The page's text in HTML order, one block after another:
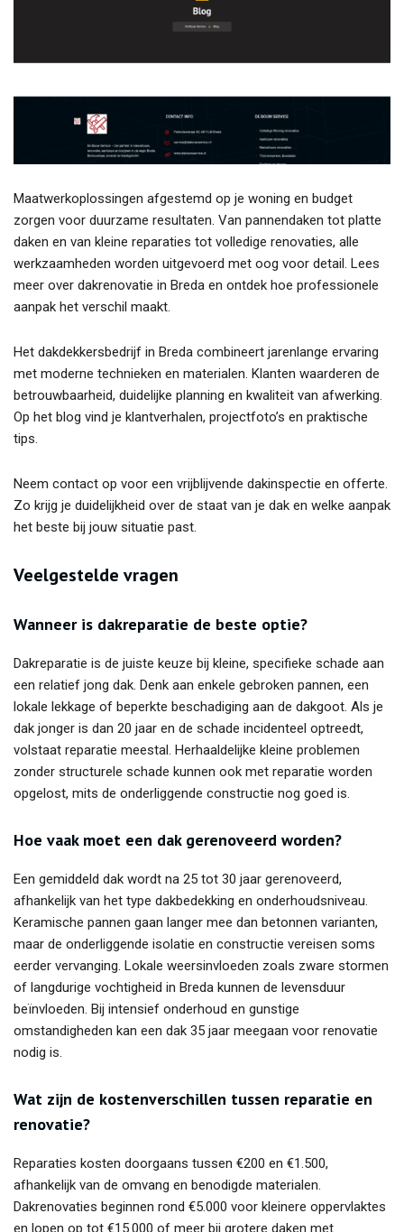
Maatwerkoplossingen afgestemd op je woning en budget
zorgen voor duurzame resultaten. Van pannendaken tot platte
daken en van kleine reparaties tot volledige renovaties, alle
werkzaamheden worden uitgevoerd met oog voor detail. Lees
meer over dakrenovatie in Breda en ontdek hoe professionele
aanpak het verschil maakt.
Het dakdekkersbedrijf in Breda combineert jarenlange ervaring
met moderne technieken en materialen. Klanten waarderen de
betrouwbaarheid, duidelijke planning en kwaliteit van afwerking.
Op het blog vind je klantverhalen, projectfoto’s en praktische
tips.
Neem contact op voor een vrijblijvende dakinspectie en offerte.
Zo krijg je duidelijkheid over de staat van je dak en welke aanpak
het beste bij jouw situatie past.
Veelgestelde vragen
Wanneer is dakreparatie de beste optie?
Dakreparatie is de juiste keuze bij kleine, specifieke schade aan
een relatief jong dak. Denk aan enkele gebroken pannen, een
lokale lekkage of beperkte beschadiging aan de dakgoot. Als je
dak jonger is dan 20 jaar en de schade incidenteel optreedt,
volstaat reparatie meestal. Herhaaldelijke kleine problemen
zonder structurele schade kunnen ook met reparatie worden
opgelost, mits de onderliggende constructie nog goed is.
Hoe vaak moet een dak gerenoveerd worden?
Een gemiddeld dak wordt na 25 tot 30 jaar gerenoveerd,
afhankelijk van het type dakbedekking en onderhoudsniveau.
Keramische pannen gaan langer mee dan betonnen varianten,
maar de onderliggende isolatie en constructie vereisen soms
eerder vervanging. Lokale weersinvloeden zoals zware stormen
of langdurige vochtigheid in Breda kunnen de levensduur
beïnvloeden. Bij intensief onderhoud en gunstige
omstandigheden kan een dak 35 jaar meegaan voor renovatie
nodig is.
Wat zijn de kostenverschillen tussen reparatie en
renovatie?
Reparaties kosten doorgaans tussen €200 en €1.500,
afhankelijk van de omvang en benodigde materialen.
Dakrenovaties beginnen rond €5.000 voor kleinere oppervlaktes
en lopen op tot €15.000 of meer bij grotere daken met